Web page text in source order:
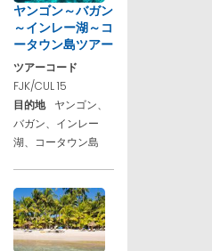
ヤンゴン～バガン
～インレー湖～コ
ータウン島ツアー
ツアーコード
FJK/CUL 15
目的地
ヤンゴン、
バガン、インレー
湖、コータウン島